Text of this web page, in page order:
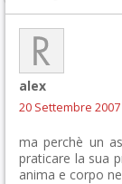
alex
20 Settembre
ma perchè un
praticare la sua
anima e corpo